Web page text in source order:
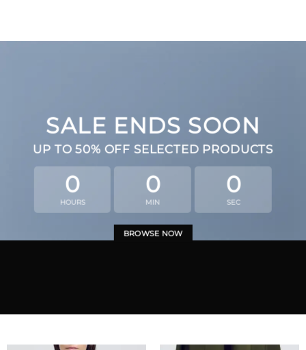
SALE ENDS SOON
UP TO50% OFF SELECTED PRODUCTS
0
HOURS
0
MIN
0
SEC
BROWSE NOW